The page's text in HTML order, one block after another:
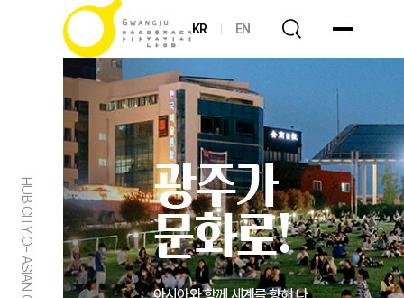
KR EN
광주가
문화로!